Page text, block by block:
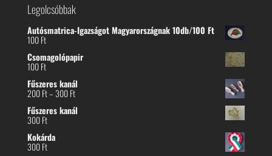
Legolcsóbbak
Autósmatrica-Igazságot Magyarországnak 10db/100 Ft
100Ft
Csomagolópapir
100Ft
Fűszeres kanál
200Ft–300FtÁrtartomány:
-
Fűszeres kanál
300Ft
Kokárda
300Ft